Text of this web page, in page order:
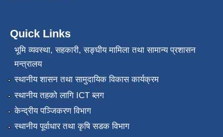
Quick Links
भूमि व्यवस्था, सहकारी, सङ्‍घीय मामिला तथा सामान्य प्रशासन
मन्त्रालय
स्थानीय शासन तथा सामुदायिक विकास कार्यक्रम
स्थानीय तहको लागि ICT ब्लग
केन्द्रीय पञ्जिकरण विभाग
स्थानीय पूर्वाधार तथा कृषि सडक विभाग